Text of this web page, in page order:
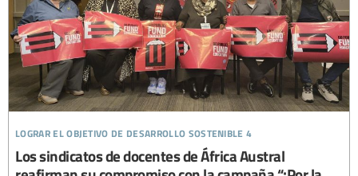
lograr el objetivo de desarrollo sostenible 4
Los sindicatos de docentes de África Austral